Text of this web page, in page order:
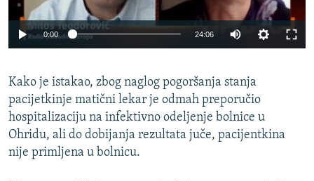
Auto 270p 360p 404p
1080p
0:00 24:06
360p
404p
1080p
Kako je istakao, zbog naglog pogoršanja stanja
pacijetkinje matični lekar je odmah preporučio
hospitalizaciju na infektivno odeljenje bolnice u
Ohridu, ali do dobijanja rezultata juče, pacijentkina
nije primljena u bolnicu.